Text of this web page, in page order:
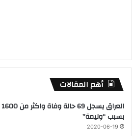
أهم المقالات
بسبب “وليمة”
2020-06-19